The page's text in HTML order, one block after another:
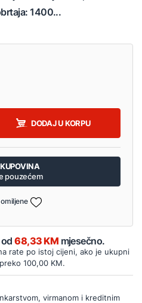
1400...
DODAJ U KORPU
pouzećem
od68,33 KM mjesečno.
rate po istoj cijeni, ako je ukupni
100,00 KM.
virmanom i kreditnim